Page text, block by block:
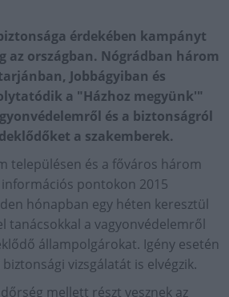
érdekében kampányt
az országban. Nógrádban három
Jobbágyiban és
a "Házhoz megyünk'"
és a biztonságról
a szakemberek.
településen és a főváros három
pontokon 2015
hónapban egy héten keresztül
tanácsokkal a vagyonvédelemről
állampolgárokat. Igény esetén
vizsgálatát is elvégzik.
mellett részt vesznek az